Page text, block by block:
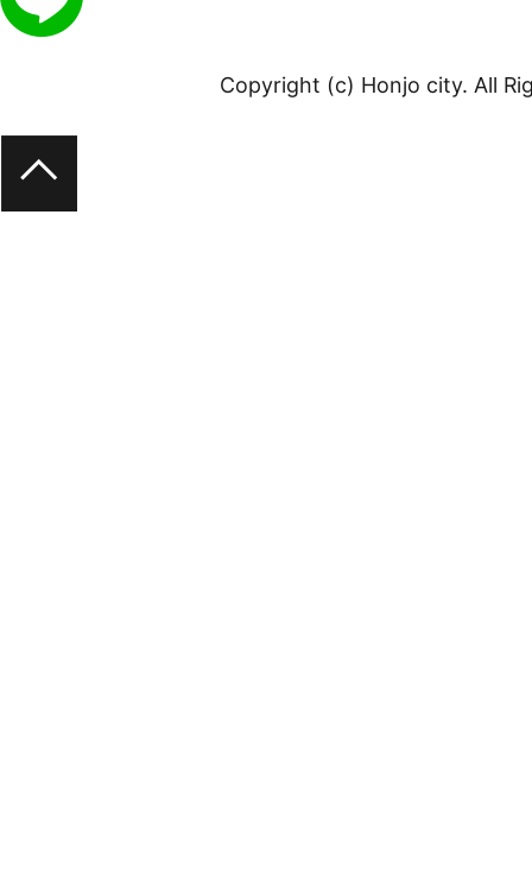
Copyright (c) Honjo city. All